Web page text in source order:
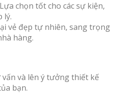
chọn tốt cho các sự kiện,
lý.
vẻ đẹp tự nhiên, sang trọng
hàng.
và lên ý tưởng thiết kế
bạn.